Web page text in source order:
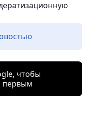
чтобы
первым